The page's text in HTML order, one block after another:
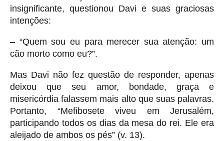
insignificante, questionou Davi e suas graciosas
intenções:
– “Quem sou eu para merecer sua atenção: um
cão morto como eu?”.
Mas Davi não fez questão de responder, apenas
deixou que seu amor, bondade, graça e
misericórdia falassem mais alto que suas palavras.
Portanto, “Mefibosete viveu em Jerusalém,
participando todos os dias da mesa do rei. Ele era
aleijado de ambos os pés” (v. 13).